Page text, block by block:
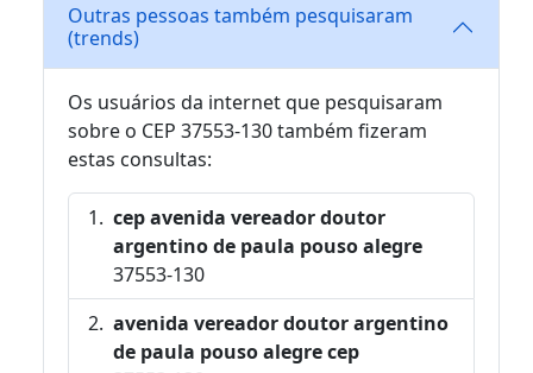
Outras pessoas também pesquisaram
(trends)
Os usuários da internet que pesquisaram
sobre o CEP 37553-130 também fizeram
estas consultas:
cep avenida vereador doutor
argentino de paula pouso alegre
37553-130
avenida vereador doutor argentino
de paula pouso alegre cep